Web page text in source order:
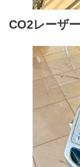
CO2レーザー